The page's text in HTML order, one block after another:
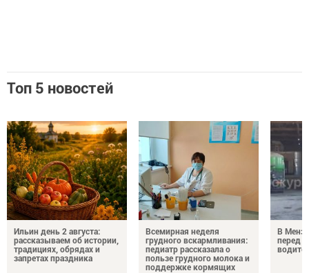
Топ 5 новостей
Ильин день 2 августа:
рассказываем об истории,
традициях, обрядах и
запретах праздника
Всемирная неделя
грудного вскармливания:
педиатр рассказала о
пользе грудного молока и
поддержке кормящих
В
перед